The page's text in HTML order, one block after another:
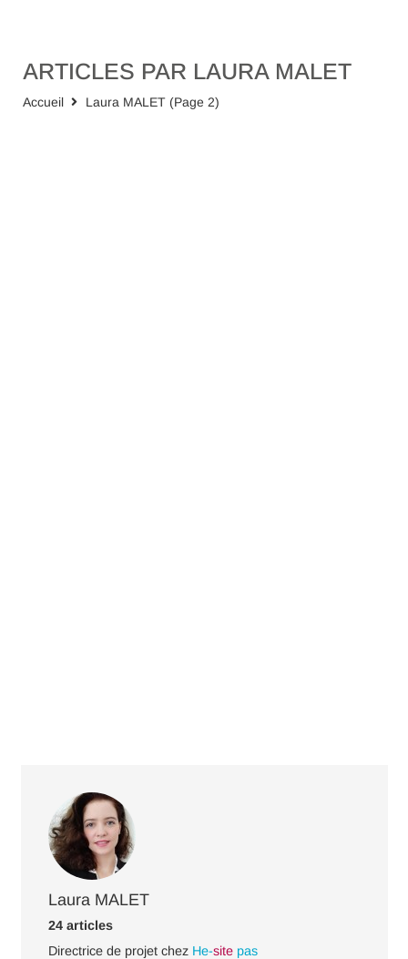
ARTICLES PAR LAURA MALET
Accueil Laura MALET(Page 2)
Laura MALET
24 articles
Directrice de projet chez He-site pas